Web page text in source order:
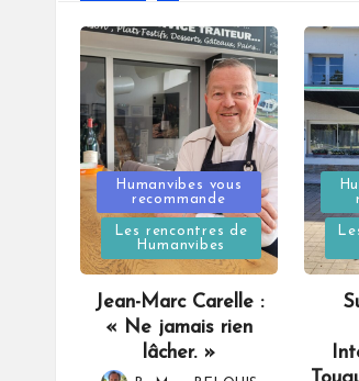
Posted
in
Humanvibes vous
recommande
Les rencontres de
Humanvibes
Jean-Marc Carelle :
« Ne jamais rien
lâcher. »
in